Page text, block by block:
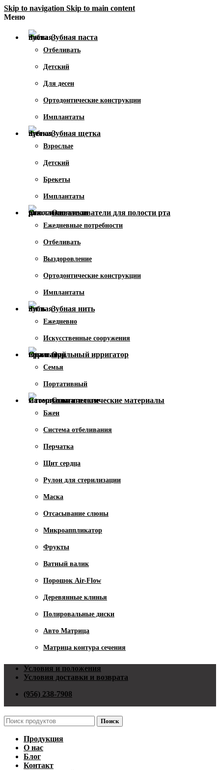
Skip to navigation Skip to main content
Меню
Зубная паста
Отбеливать
Детский
Для десен
Ортодонтические конструкции
Имплантаты
Зубная щетка
Взрослые
Детский
Брекеты
Имплантаты
Ополаскиватели для полости рта
Ежедневные потребности
Отбеливать
Выздоровление
Ортодонтические конструкции
Имплантаты
Зубная нить
Ежедневно
Искусственные сооружения
Оральный ирригатор
Семья
Портативный
Стоматологические материалы
Бжен
Система отбеливания
Перчатка
Щит сердца
Рулон для стерилизации
Маска
Отсасывание слюны
Микроаппликатор
Фрукты
Ватный валик
Порошок Air-Flow
Деревянные клинья
Полировальные диски
Авто Матрица
Матрица контура сечения
Условия и положения
Условия доставки и возврата
(956) 238-7908
Поиск
Продукция
О нас
Блог
Контакт